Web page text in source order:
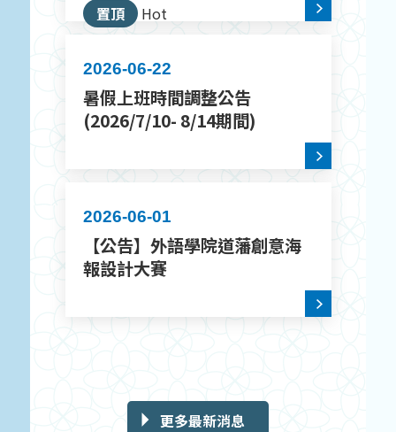
置頂 Hot
2026-06-22
暑假上班時間調整公告
(2026/7/10- 8/14期間)
2026-06-01
【公告】外語學院道藩創意海
報設計大賽
更多最新消息